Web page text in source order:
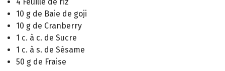
10 g de Baie de goji
10 g de Cranberry
1 c. à c. de Sucre
1 c. à s. de Sésame
50 g de Fraise